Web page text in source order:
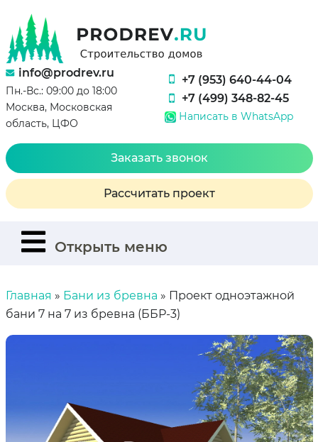
info@prodrev.ru
Пн.-Вс.: 09:00 до 18:00
Москва, Московская
область, ЦФО
+7 (953) 640-44-04
+7 (499) 348-82-45
Написать в WhatsApp
Заказать звонок
Рассчитать проект
Открыть меню
Главная » Бани из бревна » Проект одноэтажной
бани 7 на 7 из бревна (ББР-3)